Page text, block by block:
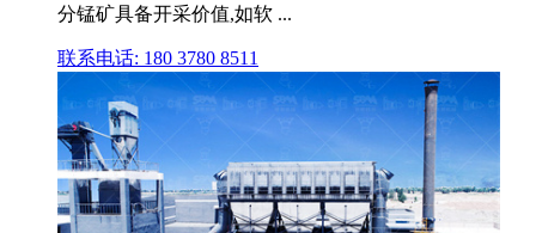
分锰矿具备开采价值,如软 ...
联系电话: 180 3780 8511